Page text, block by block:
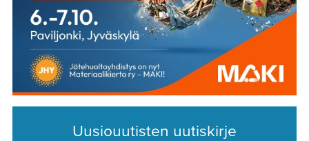
Uusiouutisten uutiskirje